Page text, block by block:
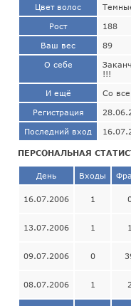
Цвет волос
Рост 188
Ваш вес 89
О себе
!!!
И ещё Со
Регистрация
Последний вход
ПЕРСОНАЛЬНАЯ
День Входы
16.07.2006 1
13.07.2006 1 1
09.07.2006 0
08.07.2006 1 2